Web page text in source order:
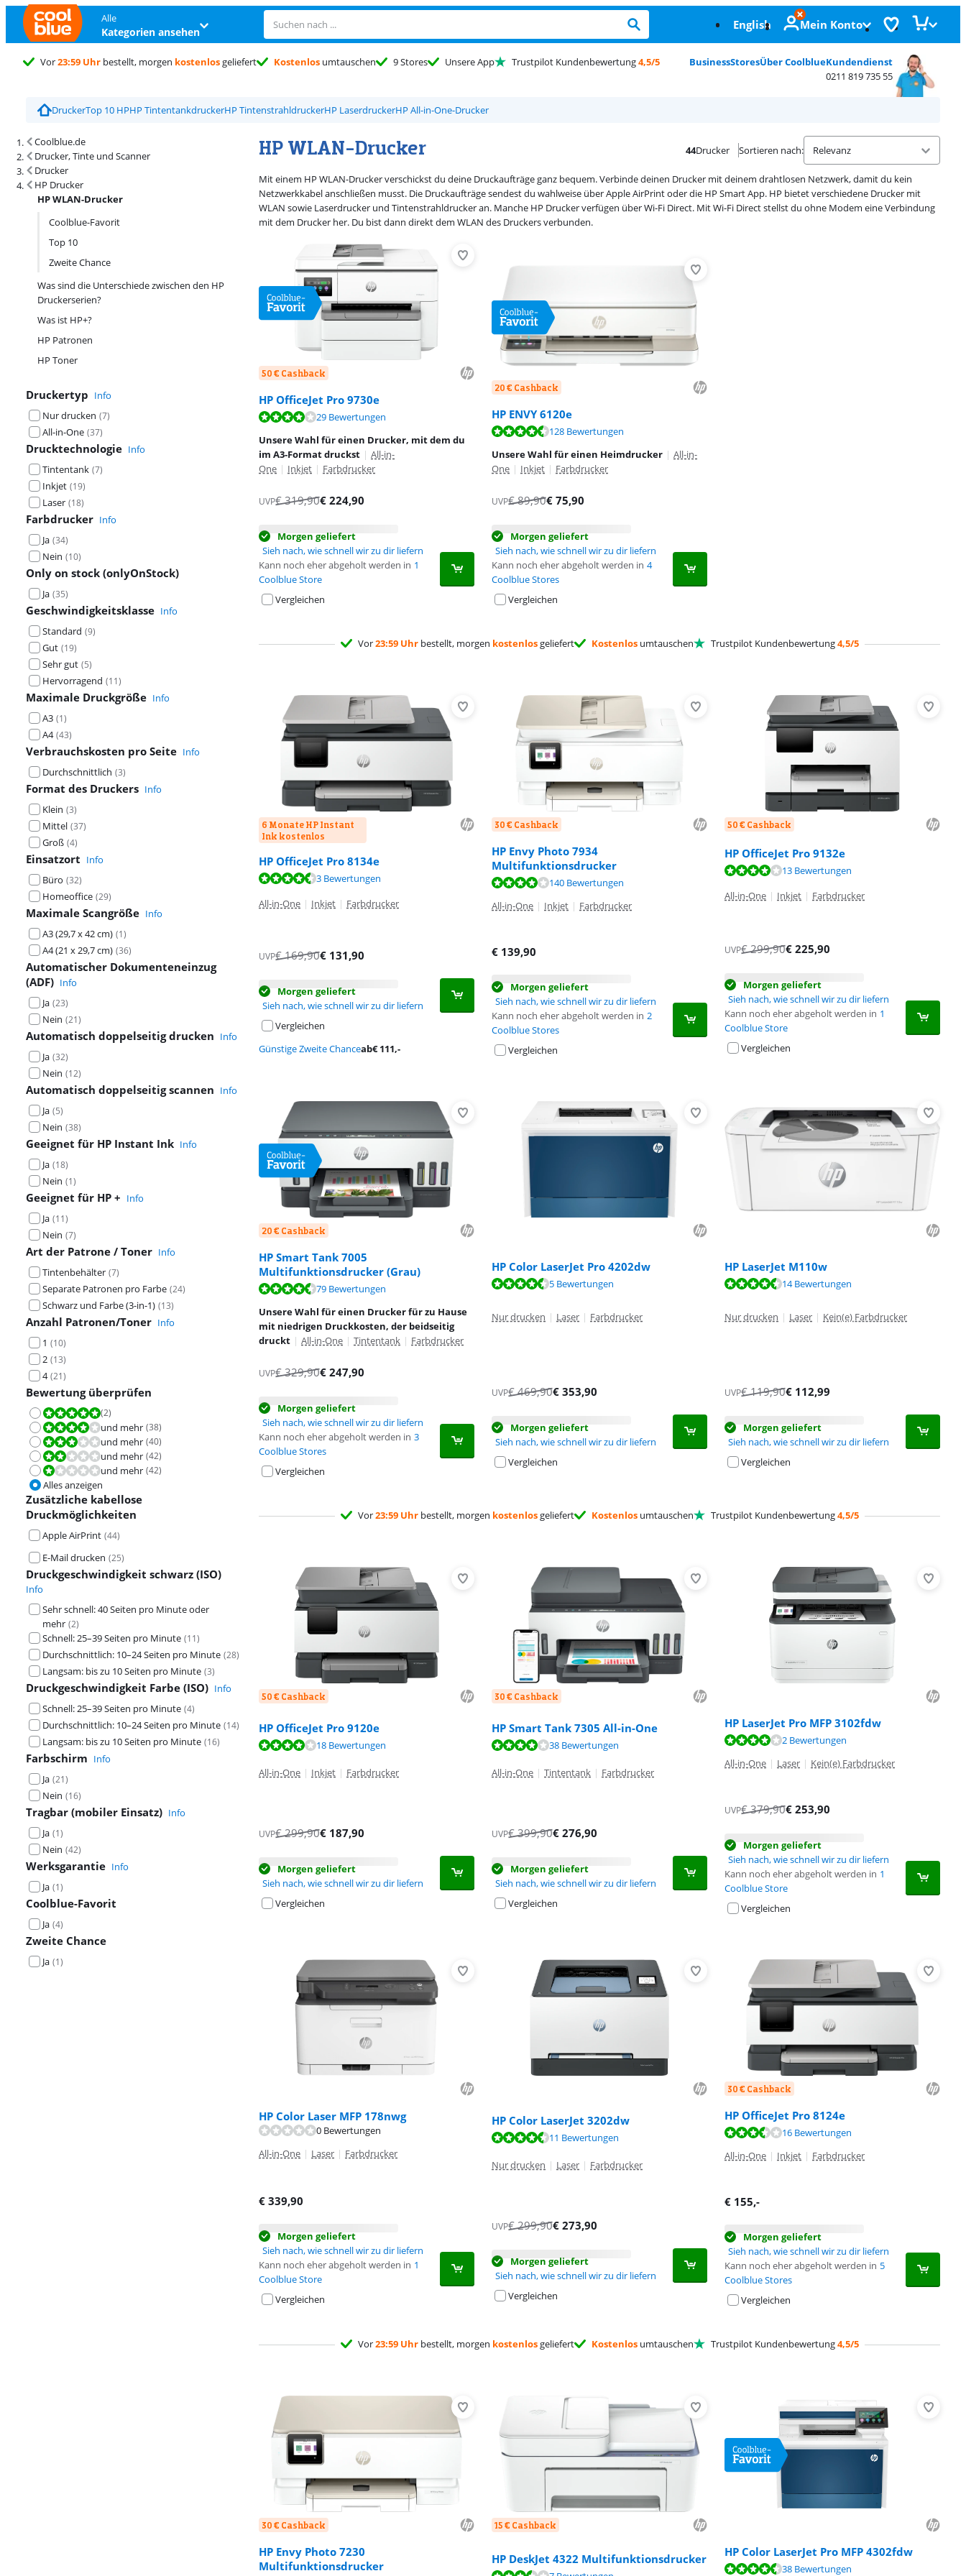
Alle
Kategorien ansehen English Mein Konto
Vor23:59 Uhr bestellt, morgen kostenlosgeliefert Kostenlos umtauschen 9 Stores Unsere App Trustpilot Kundenbewertung4,5/5 BusinessStoresÜber CoolblueKundendienst
0211 819 735 55
DruckerTop 10 HPHP TintentankdruckerHP TintenstrahldruckerHP LaserdruckerHP All-in-One-Drucker
Coolblue.de
Drucker, Tinte und Scanner
Drucker
HP Drucker
HP WLAN-Drucker
Coolblue-Favorit
Top 10
Zweite Chance
Was sind die Unterschiede zwischen den HP
Druckerserien?
Was ist HP+?
HP Patronen
HP Toner
Druckertyp Info
Nur drucken (7)
All-in-One (37)
Drucktechnologie Info
Tintentank (7)
Inkjet (19)
Laser (18)
Farbdrucker Info
Ja (34)
Nein (10)
Only on stock (onlyOnStock)
Ja (35)
Geschwindigkeitsklasse Info
Standard (9)
Gut (19)
Sehr gut (5)
Hervorragend (11)
Maximale Druckgröße Info
A3 (1)
A4 (43)
Verbrauchskosten pro Seite Info
Durchschnittlich (3)
Format des Druckers Info
Klein (3)
Mittel (37)
Groß (4)
Einsatzort Info
Büro (32)
Homeoffice (29)
Maximale Scangröße Info
A3 (29,7 x 42 cm) (1)
A4 (21 x 29,7 cm) (36)
Automatischer Dokumenteneinzug
(ADF) Info
Ja (23)
Nein (21)
Automatisch doppelseitig drucken Info
Ja (32)
Nein (12)
Automatisch doppelseitig scannen Info
Ja (5)
Nein (38)
Geeignet für HP Instant Ink Info
Ja (18)
Nein (1)
Geeignet für HP + Info
Ja (11)
Nein (7)
Art der Patrone / Toner Info
Tintenbehälter (7)
Separate Patronen pro Farbe (24)
Schwarz und Farbe (3-in-1) (13)
Anzahl Patronen/Toner Info
1 (10)
2 (13)
4 (21)
Bewertung überprüfen
Bewertet mit 10 von 10.
(2)
Bewertet mit 8,0 von 10.
und mehr (38)
Bewertet mit 6,0 von 10.
und mehr (40)
Bewertet mit 4,0 von 10.
und mehr (42)
Bewertet mit 2,0 von 10.
und mehr (42)
Alles anzeigen
Zusätzliche kabellose
Druckmöglichkeiten
Apple AirPrint (44)
E-Mail drucken (25)
Druckgeschwindigkeit schwarz (ISO)
Info
Sehr schnell: 40 Seiten pro Minute oder
mehr (2)
Schnell: 25–39 Seiten pro Minute (11)
Durchschnittlich: 10–24 Seiten pro Minute (28)
Langsam: bis zu 10 Seiten pro Minute (3)
Druckgeschwindigkeit Farbe (ISO) Info
Schnell: 25–39 Seiten pro Minute (4)
Durchschnittlich: 10–24 Seiten pro Minute (14)
Langsam: bis zu 10 Seiten pro Minute (16)
Farbschirm Info
Ja (21)
Nein (16)
Tragbar (mobiler Einsatz) Info
Ja (1)
Nein (42)
Werksgarantie Info
Ja (1)
Coolblue-Favorit
Ja (4)
Zweite Chance
Ja (1)
HP WLAN-Drucker
Suchergebnisse und Sortierung
44Drucker Sortieren nach:
Mit einem HP WLAN-Drucker verschickst du deine Druckaufträge ganz bequem. Verbinde deinen Drucker mit deinem drahtlosen Netzwerk, damit du kein
Netzwerkkabel anschließen musst. Die Druckaufträge sendest du wahlweise über Apple AirPrint oder die HP Smart App. HP bietet verschiedene Drucker mit
WLAN sowie Laserdrucker und Tintenstrahldrucker an. Manche HP Drucker verfügen über Wi-Fi Direct. Mit Wi-Fi Direct stellst du ohne Modem eine Verbindung
mit dem Drucker her. Du bist dann direkt dem WLAN des Druckers verbunden.
50 € Cashback
HP OfficeJet Pro 9730e
Bewertet mit 8,2 von 10, basierend auf 29 Bewertungen.
29 Bewertungen
Unsere Wahl für einen Drucker, mit dem du
im A3-Format druckst | All-in-
One | Inkjet | Farbdrucker
UVP€319,90€ 224,90
Morgen geliefert
Sieh nach, wie schnell wir zu dir liefern
Kann noch eher abgeholt werden in 1
Coolblue Store
Vergleichen
20 € Cashback
HP ENVY 6120e
Bewertet mit 8,9 von 10, basierend auf 128 Bewertungen.
128 Bewertungen
Unsere Wahl für einen Heimdrucker | All-in-
One | Inkjet | Farbdrucker
UVP€89,90€ 75,90
Morgen geliefert
Sieh nach, wie schnell wir zu dir liefern
Kann noch eher abgeholt werden in 4
Coolblue Stores
Vergleichen
Vor23:59 Uhrbestellt, morgen kostenlosgeliefert Kostenlosumtauschen Trustpilot Kundenbewertung4,5/5
6 Monate HP Instant
Ink kostenlos
HP OfficeJet Pro 8134e
Bewertet mit 8,8 von 10, basierend auf 3 Bewertungen.
3 Bewertungen
All-in-One | Inkjet | Farbdrucker
UVP€169,90€ 131,90
Morgen geliefert
Sieh nach, wie schnell wir zu dir liefern
Vergleichen
Günstige Zweite Chanceab€111,-
30 € Cashback
HP Envy Photo 7934
Multifunktionsdrucker
Bewertet mit 8,2 von 10, basierend auf 140 Bewertungen.
140 Bewertungen
All-in-One | Inkjet | Farbdrucker
€ 139,90
Morgen geliefert
Sieh nach, wie schnell wir zu dir liefern
Kann noch eher abgeholt werden in 2
Coolblue Stores
Vergleichen
50 € Cashback
HP OfficeJet Pro 9132e
Bewertet mit 8,2 von 10, basierend auf 13 Bewertungen.
13 Bewertungen
All-in-One | Inkjet | Farbdrucker
UVP€299,90€ 225,90
Morgen geliefert
Sieh nach, wie schnell wir zu dir liefern
Kann noch eher abgeholt werden in 1
Coolblue Store
Vergleichen
20 € Cashback
HP Smart Tank 7005
Multifunktionsdrucker (Grau)
Bewertet mit 8,7 von 10, basierend auf 79 Bewertungen.
79 Bewertungen
Unsere Wahl für einen Drucker für zu Hause
mit niedrigen Druckkosten, der beidseitig
druckt | All-in-One | Tintentank | Farbdrucker
UVP€329,90€ 247,90
Morgen geliefert
Sieh nach, wie schnell wir zu dir liefern
Kann noch eher abgeholt werden in 3
Coolblue Stores
Vergleichen
HP Color LaserJet Pro 4202dw
Bewertet mit 8,9 von 10, basierend auf 5 Bewertungen. 5 Bewertungen
Nur drucken | Laser | Farbdrucker
UVP€469,90€ 353,90
Morgen geliefert
Sieh nach, wie schnell wir zu dir liefern
Vergleichen
HP LaserJet M110w
Bewertet mit 8,9 von 10, basierend auf 14 Bewertungen. 14 Bewertungen
Nur drucken | Laser | Kein(e) Farbdrucker
UVP€119,90€ 112,99
Morgen geliefert
Sieh nach, wie schnell wir zu dir liefern
Vergleichen
Vor23:59 Uhrbestellt, morgen kostenlosgeliefert Kostenlosumtauschen Trustpilot Kundenbewertung4,5/5
50 € Cashback
HP OfficeJet Pro 9120e
Bewertet mit 7,9 von 10, basierend auf 18 Bewertungen.
18 Bewertungen
All-in-One | Inkjet | Farbdrucker
UVP€299,90€ 187,90
Morgen geliefert
Sieh nach, wie schnell wir zu dir liefern
Vergleichen
30 € Cashback
HP Smart Tank 7305 All-in-One
Bewertet mit 8,4 von 10, basierend auf 38 Bewertungen. 38 Bewertungen
All-in-One | Tintentank | Farbdrucker
UVP€399,90€ 276,90
Morgen geliefert
Sieh nach, wie schnell wir zu dir liefern
Vergleichen
HP LaserJet Pro MFP 3102fdw
Bewertet mit 8,2 von 10, basierend auf 2 Bewertungen.
2 Bewertungen
All-in-One | Laser | Kein(e) Farbdrucker
UVP€379,90€ 253,90
Morgen geliefert
Sieh nach, wie schnell wir zu dir liefern
Kann noch eher abgeholt werden in 1
Coolblue Store
Vergleichen
HP Color Laser MFP 178nwg
0 Bewertungen
All-in-One | Laser | Farbdrucker
€ 339,90
Morgen geliefert
Sieh nach, wie schnell wir zu dir liefern
Kann noch eher abgeholt werden in 1
Coolblue Store
Vergleichen
HP Color LaserJet 3202dw
Bewertet mit 8,9 von 10, basierend auf 11 Bewertungen. 11 Bewertungen
Nur drucken | Laser | Farbdrucker
UVP€299,90€ 273,90
Morgen geliefert
Sieh nach, wie schnell wir zu dir liefern
Vergleichen
30 € Cashback
HP OfficeJet Pro 8124e
Bewertet mit 7,2 von 10, basierend auf 16 Bewertungen.
16 Bewertungen
All-in-One | Inkjet | Farbdrucker
€ 155,-
Morgen geliefert
Sieh nach, wie schnell wir zu dir liefern
Kann noch eher abgeholt werden in 5
Coolblue Stores
Vergleichen
Vor23:59 Uhrbestellt, morgen kostenlosgeliefert Kostenlosumtauschen Trustpilot Kundenbewertung4,5/5
30 € Cashback
HP Envy Photo 7230
Multifunktionsdrucker
15 € Cashback
HP DeskJet 4322 Multifunktionsdrucker HP Color LaserJet Pro MFP 4302fdw
Bewertet mit 8,7 von 10, basierend auf 38 Bewertungen. 38 Bewertungen